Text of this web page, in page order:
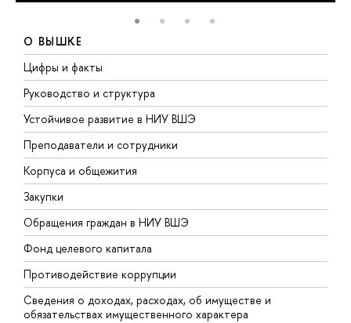
О ВЫШКЕ
Цифры и факты
Руководство и структура
Устойчивое развитие в НИУ ВШЭ
Преподаватели и сотрудники
Корпуса и общежития
Закупки
Обращения граждан в НИУ ВШЭ
Фонд целевого капитала
Противодействие коррупции
Сведения о доходах, расходах, об имуществе и
обязательствах имущественного характера